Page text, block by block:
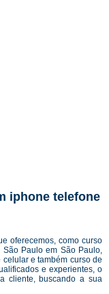
iphone telefone
oferecemos, como curso
Paulo em São Paulo,
e também curso de
e experientes, o
cliente, buscando a sua